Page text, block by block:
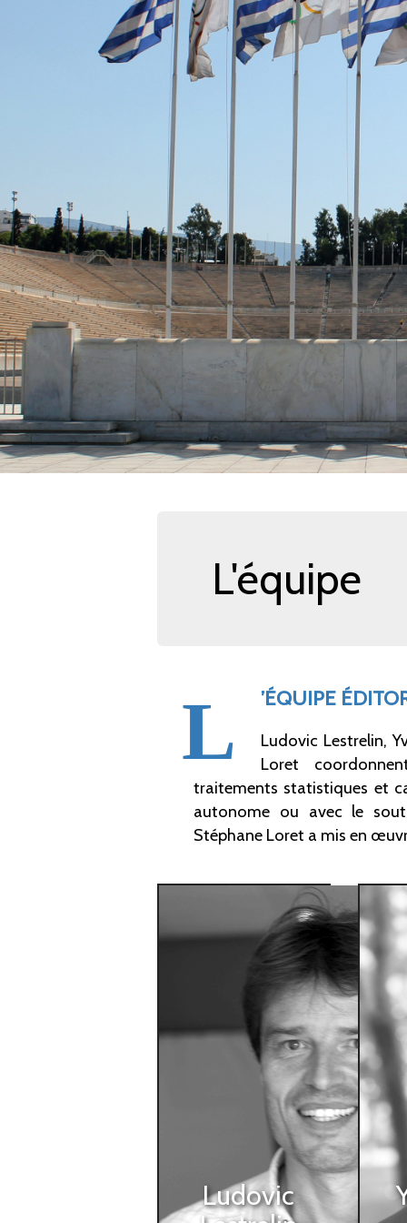
L'équipe
L ’ÉQUIPE
Ludovic Lestrelin,
Loret
traitements statistiques et
autonome ou avec le
Stéphane Loret a mis en
Ludovic
Ludovic Lestrelin
Maître de conférences en STAPS,
Normandie, UMR 6590 Espaces et
ludovic.lestrelin@unicaen.fr
https://www.unicaen.fr/recherche/mrsh/
Dernière
Quand le football déborde le stade.
supporters et les enjeux de la